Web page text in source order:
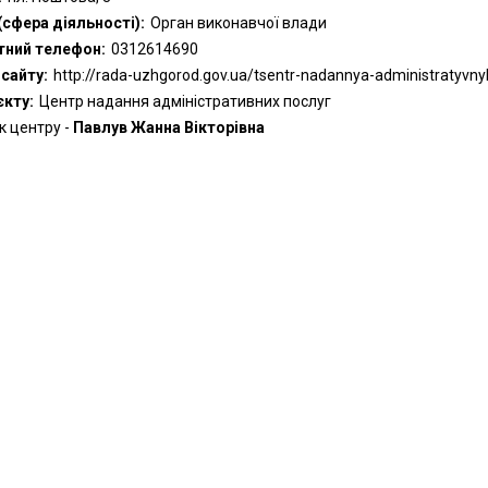
діяльності): Орган виконавчої влади
телефон: 0312614690
http://rada-uzhgorod.gov.ua/tsentr-nadannya-
Центр надання адміністративних послуг
центру - Павлув Жанна Вікторівна